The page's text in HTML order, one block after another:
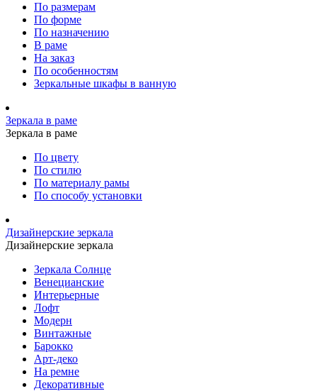
По размерам
По форме
По назначению
В раме
На заказ
По особенностям
Зеркальные шкафы в ванную
Зеркала в раме
Зеркала в раме
По цвету
По стилю
По материалу рамы
По способу установки
Дизайнерские зеркала
Дизайнерские зеркала
Зеркала Солнце
Венецианские
Интерьерные
Лофт
Модерн
Винтажные
Барокко
Арт-деко
На ремне
Декоративные